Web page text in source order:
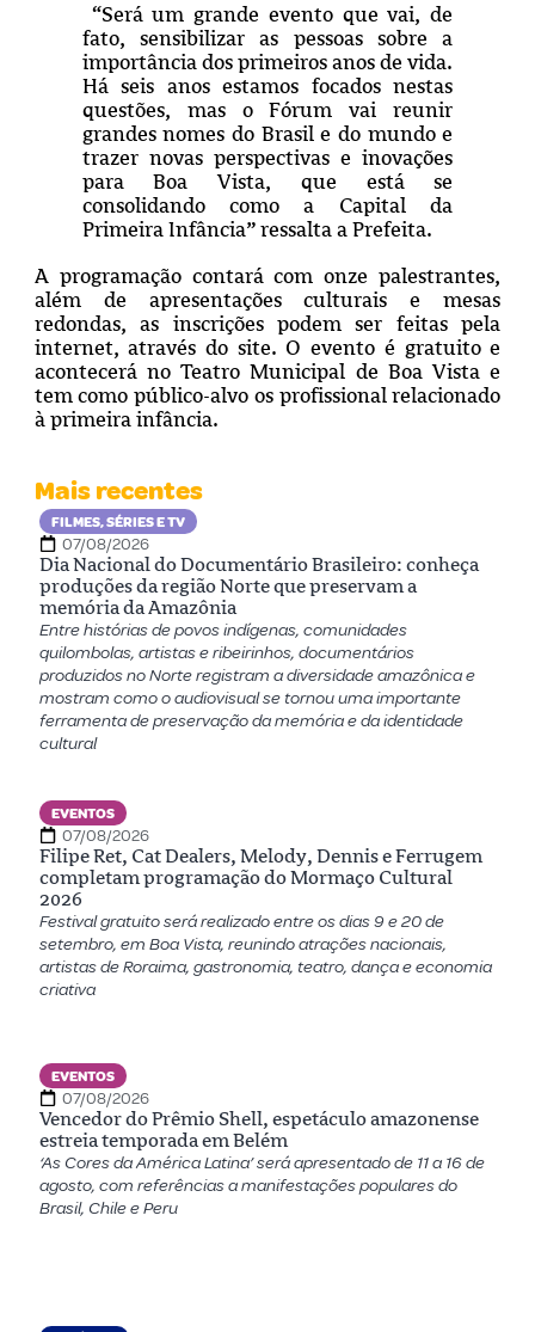
“Será um grande evento que vai, de
fato, sensibilizar as pessoas sobre a
importância dos primeiros anos de vida.
Há seis anos estamos focados nestas
questões, mas o Fórum vai reunir
grandes nomes do Brasil e do mundo e
trazer novas perspectivas e inovações
para Boa Vista, que está se
consolidando como a Capital da
Primeira Infância” ressalta a Prefeita.
A programação contará com onze palestrantes,
além de apresentações culturais e mesas
redondas, as inscrições podem ser feitas pela
internet, através do site. O evento é gratuito e
acontecerá no Teatro Municipal de Boa Vista e
tem como público-alvo os profissional relacionado
à primeira infância.
Mais recentes
FILMES, SÉRIES E TV
07/08/2026
Dia Nacional do Documentário Brasileiro: conheça
produções da região Norte que preservam a
memória da Amazônia
Entre histórias de povos indígenas, comunidades
quilombolas, artistas e ribeirinhos, documentários
produzidos no Norte registram a diversidade amazônica e
mostram como o audiovisual se tornou uma importante
ferramenta de preservação da memória e da identidade
cultural
EVENTOS
07/08/2026
Filipe Ret, Cat Dealers, Melody, Dennis e Ferrugem
completam programação do Mormaço Cultural
2026
Festival gratuito será realizado entre os dias 9 e 20 de
setembro, em Boa Vista, reunindo atrações nacionais,
artistas de Roraima, gastronomia, teatro, dança e economia
criativa
EVENTOS
07/08/2026
Vencedor do Prêmio Shell, espetáculo amazonense
estreia temporada em Belém
‘As Cores da América Latina’ será apresentado de 11 a 16 de
agosto, com referências a manifestações populares do
Brasil, Chile e Peru